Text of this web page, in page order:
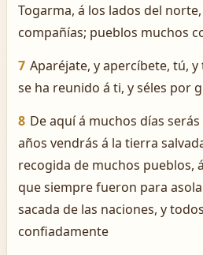
Togarma, á los lados del
compañías; pueblos muchos
7 Aparéjate, y apercíbete, tú,
se ha reunido á ti, y séles por
8 De aquí á muchos días
años vendrás á la tierra
recogida de muchos pueblos,
que siempre fueron para
sacada de las naciones, y
confiadamente